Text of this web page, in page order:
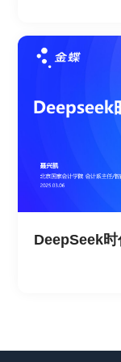
DeepSeek